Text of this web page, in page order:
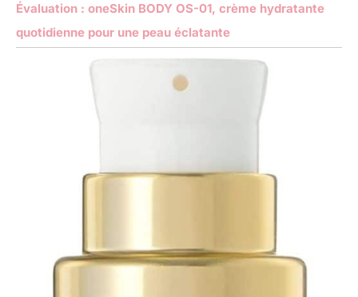
Évaluation : oneSkin BODY OS-01, crème hydratante
quotidienne pour une peau éclatante